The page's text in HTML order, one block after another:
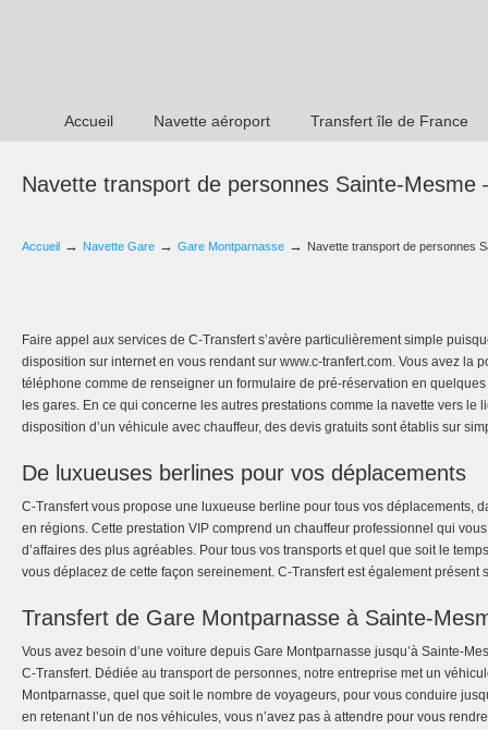
Accueil Navette aéroport Transfert île de France
Navette transport de personnes Sainte-Mesme
Accueil → Navette Gare → Gare Montparnasse → Navette transport de personnes
Faire appel aux services de C-Transfert s’avère particulièrement simple
disposition sur internet en vous rendant sur www.c-tranfert.com. Vous avez la
téléphone comme de renseigner un formulaire de pré-réservation en
les gares. En ce qui concerne les autres prestations comme la navette vers le
disposition d’un véhicule avec chauffeur, des devis gratuits sont établis sur
De luxueuses berlines pour vos déplacements
C-Transfert vous propose une luxueuse berline pour tous vos déplacements,
en régions. Cette prestation VIP comprend un chauffeur professionnel qui
d’affaires des plus agréables. Pour tous vos transports et quel que soit le
vous déplacez de cette façon sereinement. C-Transfert est également présent
Transfert de Gare Montparnasse à Sainte-
Vous avez besoin d’une voiture depuis Gare Montparnasse jusqu’à Sainte-
C-Transfert. Dédiée au transport de personnes, notre entreprise met un
Montparnasse, quel que soit le nombre de voyageurs, pour vous conduire
en retenant l’un de nos véhicules, vous n’avez pas à attendre pour vous